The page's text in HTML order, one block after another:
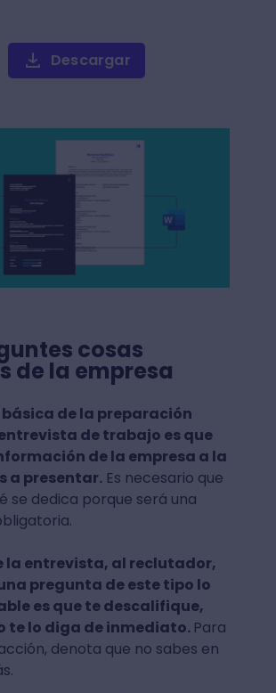
Descargar
cosas
de la empresa
de la preparación
de trabajo es que
de la empresa a la
a presentar.Es necesario que
se dedica porque será una
la entrevista, al reclutador,
pregunta de este tipo lo
es que te descalifique,
te lo diga de inmediato. Para
denota que no sabes en